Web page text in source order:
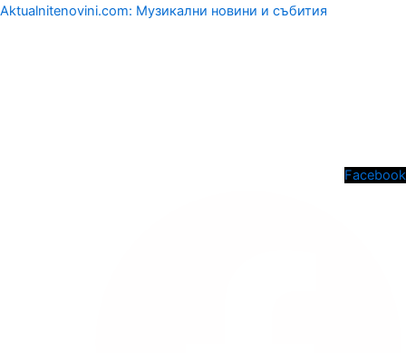
Aktualnitenovini.com: Музикални новини и събития
Facebook
Menu